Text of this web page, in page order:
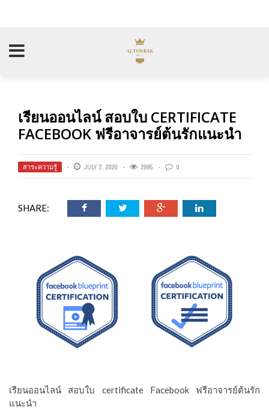
เรียนออนไลน์ สอบใบ CERTIFICATE
FACEBOOK ฟรีอาจารย์ต้นรักแนะนำ
สาระความรู้ JULY 2, 2020 2995 0
SHARE:
เรียนออนไลน์ สอบใบ certificate Facebook ฟรีอาจารย์ต้นรัก
แนะนำ